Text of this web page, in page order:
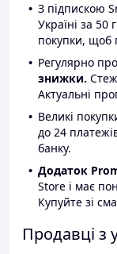
З підпискою
Україні за 50
покупки, щоб
Регулярно
знижки.
Актуальні
Великі
до 24
банку.
Додаток
Store і має
Купуйте зі
Продавці з